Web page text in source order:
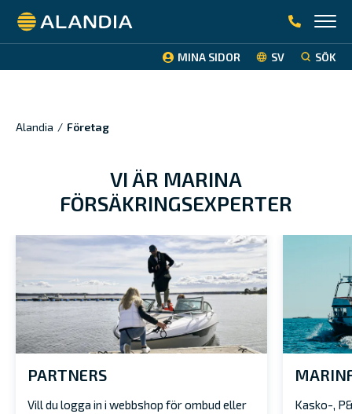
Alandia
MINA SIDOR SV SÖK
Alandia / Företag
VI ÄR MARINA
FÖRSÄKRINGSEXPERTER
PARTNERS
Vill du logga in i webbshop för ombud eller
Kasko-,